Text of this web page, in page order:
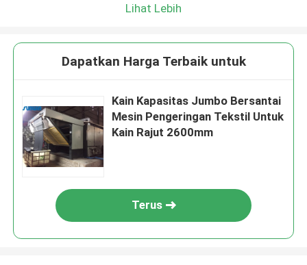
Lihat Lebih
Dapatkan Harga Terbaik untuk
Kain Kapasitas Jumbo Bersantai
Mesin Pengeringan Tekstil Untuk
Kain Rajut 2600mm
Terus